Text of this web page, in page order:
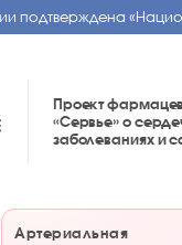
подтверждена
Проект
«Сервье»о
заболеваниях и
Артериальная